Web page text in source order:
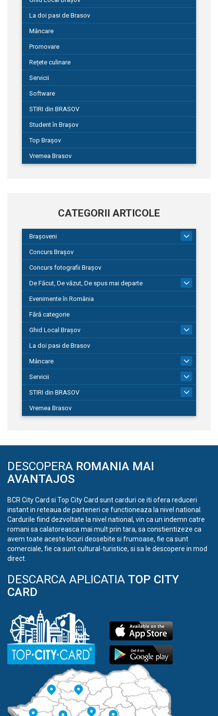
La doi pasi de Brasov
Mâncare
Promovare
Rețete culinare
Servicii
Software
STIRI din BRASOV
Student în Brașov
Top Brașov
Vremea Brasov
CATEGORII ARTICOLE
Brașoveni
Concurs Brașov
Concurs fotografii Brașov
De Făcut, De văzut, De spus mai departe
149
Evenimente în România
Fără categorie
Ghid Local Brașov
La doi pasi de Brasov
Mâncare
Servicii
STIRI din BRASOV
Vremea Brasov
DESCOPERA ROMANIA MAI
AVANTAJOS
BCR City Card si Top City Card sunt carduri ce iti ofera reduceri
instant in reteaua de parteneri ce functioneaza la nivel national.
Cardurile fiind dezvoltate la nivel national, vin ca un indemn catre
romani sa calatoreasca mai mult prin tara, sa constientizeze ca
avem toate aceste locuri deosebite si frumoase, fie ca sunt
comerciale, fie ca sunt cultural-turistice, si sa le descopere in mod
direct.
DESCARCA APLICATIA TOP CITY
CARD